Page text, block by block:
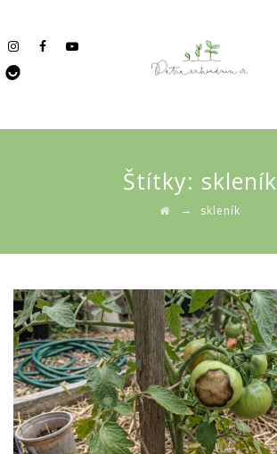
Štítky: skleník
→ skleník